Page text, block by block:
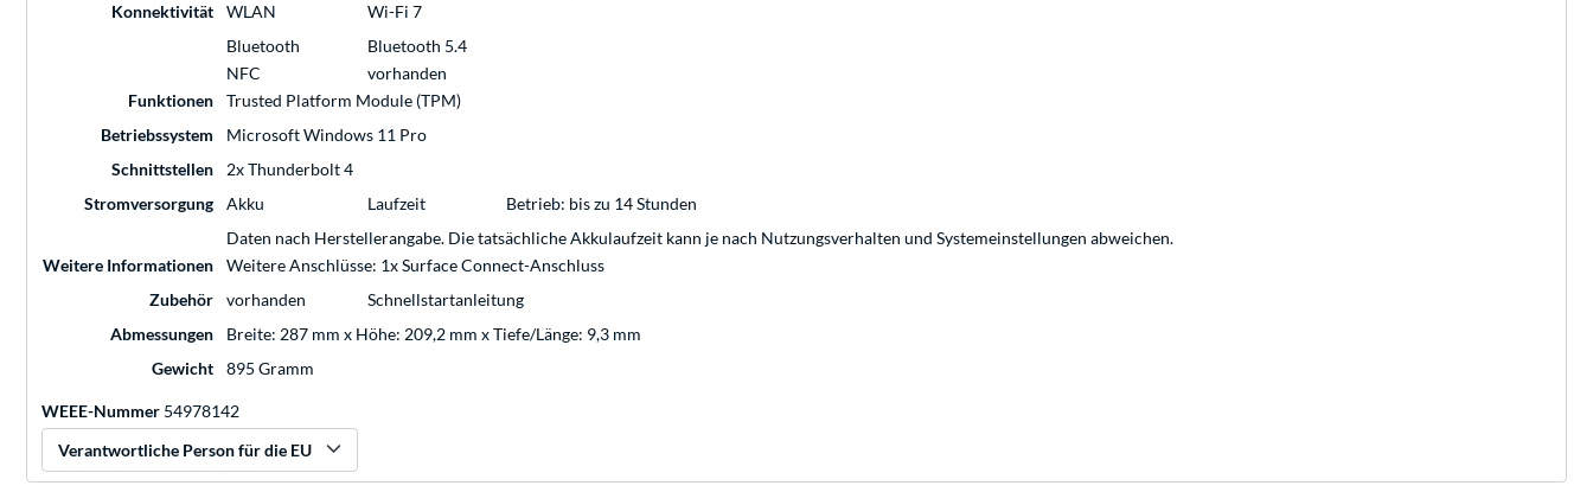
Konnektivität
WLAN
Wi-Fi 7
Bluetooth
Bluetooth 5.4
NFC
vorhanden
Funktionen
Trusted Platform Module (TPM)
Betriebssystem
Microsoft Windows 11 Pro
Schnittstellen
2x Thunderbolt 4
Stromversorgung
Akku Laufzeit
Betrieb: bis zu 14 Stunden
Daten nach Herstellerangabe. Die tatsächliche Akkulaufzeit kann je nach Nutzungsverhalten und Systemeinstellungen abweichen.
Weitere Informationen
Weitere Anschlüsse: 1x Surface Connect-Anschluss
Zubehör
vorhanden
Schnellstartanleitung
Abmessungen
Breite: 287 mm x Höhe: 209,2 mm x Tiefe/Länge: 9,3 mm
Gewicht
895 Gramm
WEEE-Nummer 54978142
Verantwortliche Person für die EU